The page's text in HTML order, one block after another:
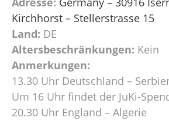
Kirchhorst – Stellerstrasse 15
Land: DE
Altersbeschränkungen: Kein
Anmerkungen:
13.30 Uhr Deutschland –
Um 16 Uhr findet der JuKi-
20.30 Uhr England – Algerie